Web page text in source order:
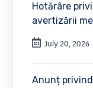
Hotărâre
avertizării
July 20, 2026
Anunț